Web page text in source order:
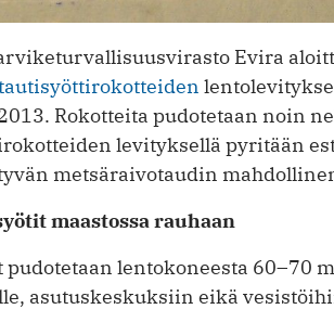
Evira
Rokotteita pudotetaan noin
levityksellä pyritään
metsäraivotaudin
maastossa rauhaan
pudotetaan lentokoneesta 60–70
asutuskeskuksiin eikä